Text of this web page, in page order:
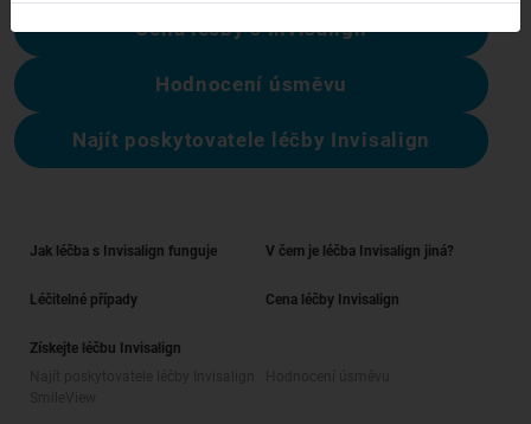
Cena léčby s Invisalign
Hodnocení úsměvu
Najít poskytovatele léčby Invisalign
Jak léčba s Invisalign funguje V čem je léčba Invisalign jiná?
Léčitelné případy Cena léčby Invisalign
Získejte léčbu Invisalign